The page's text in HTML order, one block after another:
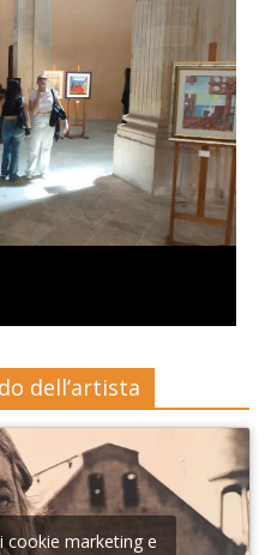
dell’artista
cookie marketing e